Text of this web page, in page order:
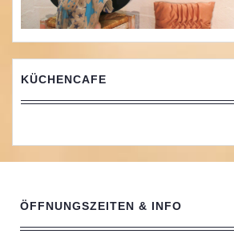
KÜCHENCAFE
ÖFFNUNGSZEITEN & INFO